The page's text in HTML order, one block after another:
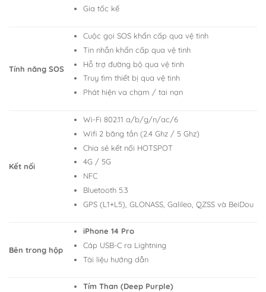
Gia tốc kế
Tính năng SOS
Cuộc gọi SOS khẩn cấp qua vệ tinh
Tin nhắn khẩn cấp qua vệ tinh
Hỗ trợ đường bộ qua vệ tinh
Truy tìm thiết bị qua vệ tinh
Phát hiện va chạm / tai nạn
Kết nối
Wi-Fi 802.11 a/b/g/n/ac/6
Wifi 2 băng tần (2.4 Ghz / 5 Ghz)
Chia sẻ kết nối HOTSPOT
4G / 5G
NFC
Bluetooth 5.3
GPS (L1+L5), GLONASS, Galileo, QZSS và BeiDou
Bên trong hộp
iPhone 14 Pro
Cáp USB-C ra Lightning
Tài liệu hướng dẫn
Tím Than (Deep Purple)